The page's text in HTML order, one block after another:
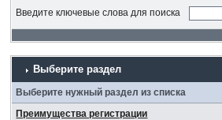
Введите ключевые слова для поиска
Выберите раздел
Выберите нужный раздел из списка
Преимущества регистрации